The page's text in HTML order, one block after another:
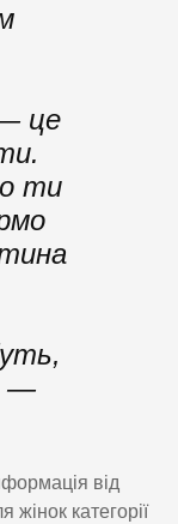
це
ти
—
від
категорії